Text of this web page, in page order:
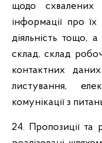
щодо схвалених
інформації про
діяльність тощо,
склад, склад
контактних
листування,
комунікації з
24. Пропозиції та